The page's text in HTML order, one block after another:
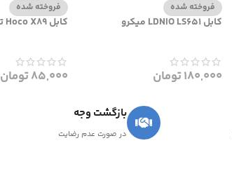
فروخته شده
کابل LDNIO LS651 میکرو
180,000تومان
فروخته شده
کابل Hoco X89 تایپ سی
85,000تومان
بازگشت وجه
در صورت عدم رضایت